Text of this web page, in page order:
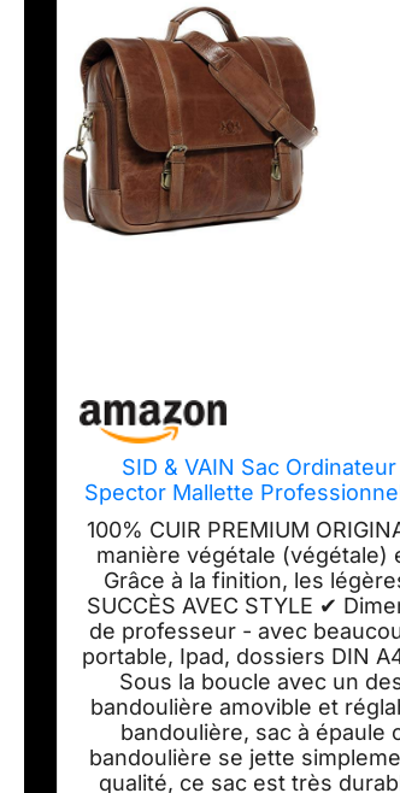
SID & VAIN Sac
Spector Mallette
100% CUIR PREMIUM
manière végétale (végétale)
Grâce à la finition, les
SUCCÈS AVEC STYLE ✔
de professeur - avec
portable, Ipad, dossiers DIN
Sous la boucle avec un
bandoulière amovible et
bandoulière, sac à épaule
bandoulière se jette
qualité, ce sac est très